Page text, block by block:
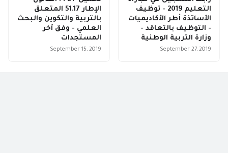
التعليم 2019 - توظيف
الأساتذة أطر الأكاديميات
- التوظيف بالتعاقد -
وزارة التربية الوطنية
September 27, 2019
الإطار 51.17 المتعلق
بالتربية والتكوين والبحث
العلمي - وفق آخر
المستجدات
September 15, 2019